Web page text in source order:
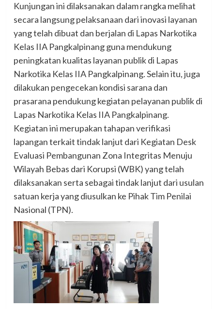
Kunjungan ini dilaksanakan dalam rangka melihat
secara langsung pelaksanaan dari inovasi layanan
yang telah dibuat dan berjalan di Lapas Narkotika
Kelas IIA Pangkalpinang guna mendukung
peningkatan kualitas layanan publik di Lapas
Narkotika Kelas IIA Pangkalpinang. Selain itu, juga
dilakukan pengecekan kondisi sarana dan
prasarana pendukung kegiatan pelayanan publik di
Lapas Narkotika Kelas IIA Pangkalpinang.
Kegiatan ini merupakan tahapan verifikasi
lapangan terkait tindak lanjut dari Kegiatan Desk
Evaluasi Pembangunan Zona Integritas Menuju
Wilayah Bebas dari Korupsi (WBK) yang telah
dilaksanakan serta sebagai tindak lanjut dari usulan
satuan kerja yang diusulkan ke Pihak Tim Penilai
Nasional (TPN).